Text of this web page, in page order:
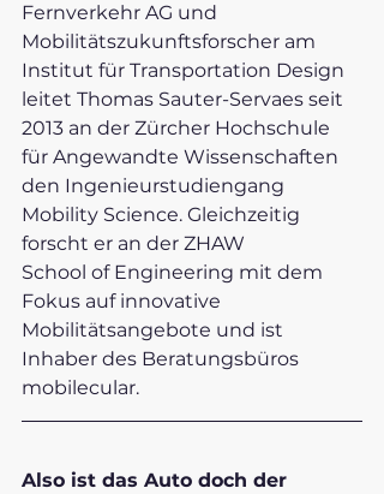
Fernverkehr AG und
Mobilitätszukunftsforscher am
Institut für Transportation Design
leitet Thomas Sauter-Servaes seit
2013 an der Zürcher Hochschule
für Angewandte Wissenschaften
den Ingenieurstudiengang
Mobility Science. Gleichzeitig
forscht er an der ZHAW
School of Engineering mit dem
Fokus auf innovative
Mobilitätsangebote und ist
Inhaber des Beratungsbüros
mobilecular.
Also ist das Auto doch der